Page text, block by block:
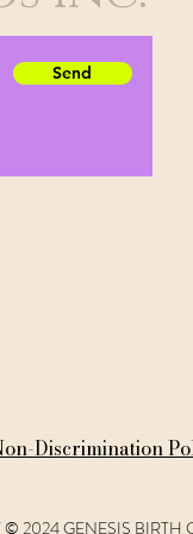
consejos
Send
Discrimination
2024 GENESIS BIRTH